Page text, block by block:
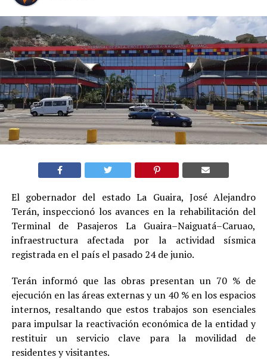
El gobernador del estado La Guaira, José Alejandro
Terán, inspeccionó los avances en la rehabilitación del
Terminal de Pasajeros La Guaira–Naiguatá–Caruao,
infraestructura afectada por la actividad sísmica
registrada en el país el pasado 24 de junio.
Terán informó que las obras presentan un 70 % de
ejecución en las áreas externas y un 40 % en los espacios
internos, resaltando que estos trabajos son esenciales
para impulsar la reactivación económica de la entidad y
restituir un servicio clave para la movilidad de
residentes y visitantes.